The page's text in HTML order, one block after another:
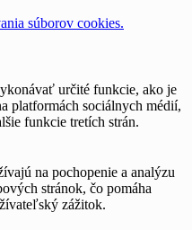
súborov cookies.
určité funkcie, ako je
platformách sociálnych médií,
funkcie tretích strán.
na pochopenie a analýzu
stránok, čo pomáha
zážitok.